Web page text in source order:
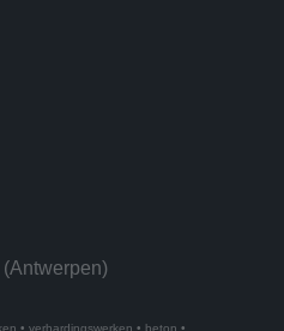
• verhardingswerken • beton •